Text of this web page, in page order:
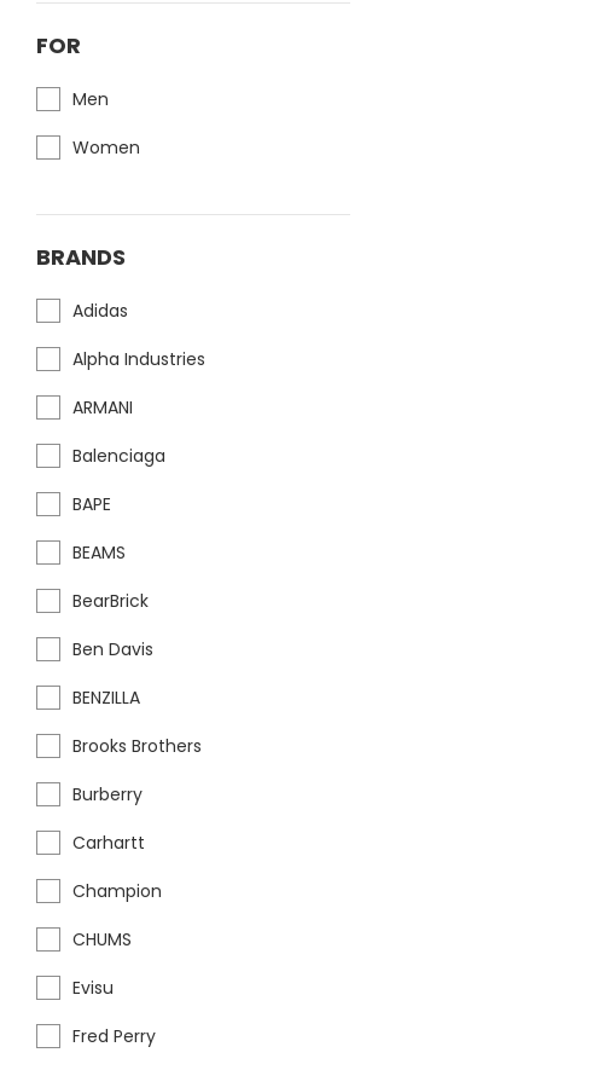
FOR
Men
Women
BRANDS
Adidas
Alpha Industries
ARMANI
Balenciaga
BAPE
BEAMS
BearBrick
Ben Davis
BENZILLA
Brooks Brothers
Burberry
Carhartt
Champion
CHUMS
Evisu
Fred Perry